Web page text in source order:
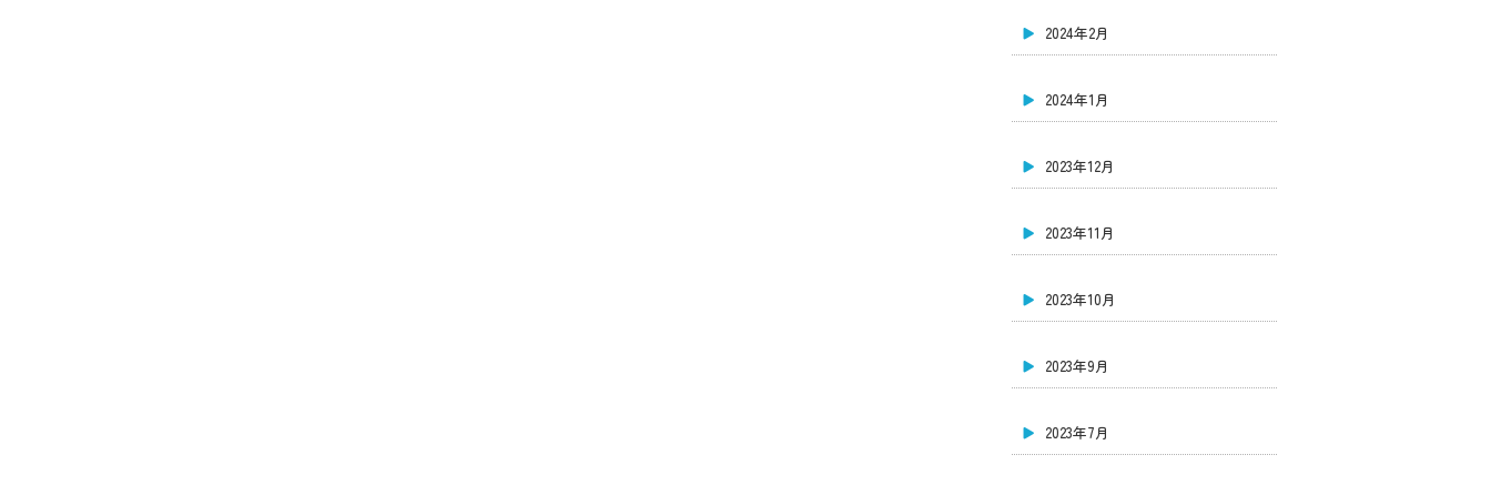
2024年2月
2024年1月
2023年12月
2023年11月
2023年10月
2023年9月
2023年7月